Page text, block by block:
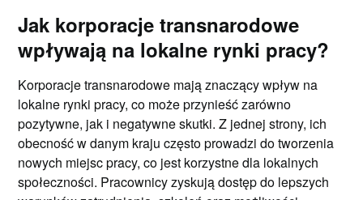
Jak korporacje transnarodowe
wpływają na lokalne rynki pracy?
Korporacje transnarodowe mają znaczący wpływ na
lokalne rynki pracy, co może przynieść zarówno
pozytywne, jak i negatywne skutki. Z jednej strony, ich
obecność w danym kraju często prowadzi do tworzenia
nowych miejsc pracy, co jest korzystne dla lokalnych
społeczności. Pracownicy zyskują dostęp do lepszych